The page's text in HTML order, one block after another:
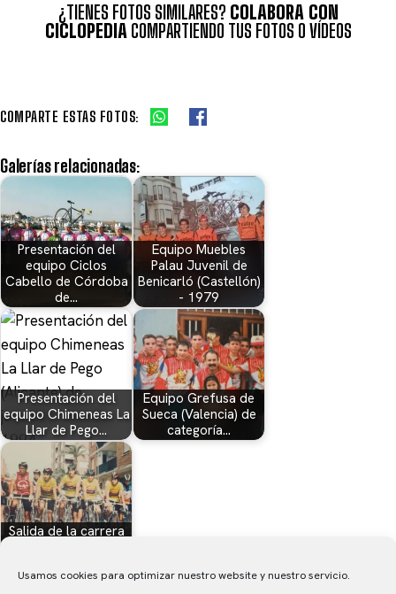
Usamos cookies para optimizar nuestro website y nuestro servicio.
¿TIENES FOTOS SIMILARES? COLABORA CON
CICLOPEDIA COMPARTIENDO TUS FOTOS O VÍDEOS
COMPARTE ESTAS FOTOS:
Galerías relacionadas:
Presentación del
equipo Ciclos
Cabello de Córdoba
de…
Equipo Muebles
Palau Juvenil de
Benicarló (Castellón)
- 1979
Presentación del
equipo Chimeneas La
Llar de Pego…
Equipo Grefusa de
Sueca (Valencia) de
categoría…
Salida de la carrera